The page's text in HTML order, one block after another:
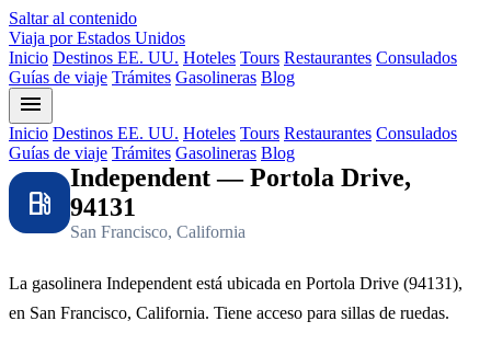
Saltar al contenido
Viaja por Estados Unidos
Inicio Destinos EE. UU. Hoteles Tours Restaurantes Consulados
Guías de viaje Trámites Gasolineras Blog
menu
Inicio Destinos EE. UU. Hoteles Tours Restaurantes Consulados
Guías de viaje Trámites Gasolineras Blog
local_gas_station
Independent — Portola Drive,
94131
San Francisco, California
La gasolinera Independent está ubicada en Portola Drive (94131),
en San Francisco, California. Tiene acceso para sillas de ruedas.